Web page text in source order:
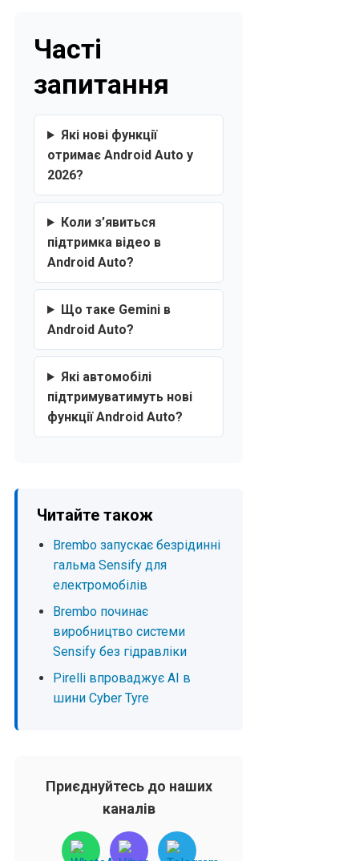
Часті
запитання
Які нові функції
отримає Android Auto у
2026?
Коли з’явиться
підтримка відео в
Android Auto?
Що таке Gemini в
Android Auto?
Які автомобілі
підтримуватимуть нові
функції Android Auto?
Читайте також
Brembo запускає безрідинні
гальма Sensify для
електромобілів
Brembo починає
виробництво системи
Sensify без гідравліки
Pirelli впроваджує AI в
шини Cyber Tyre
Приєднуйтесь до наших
каналів